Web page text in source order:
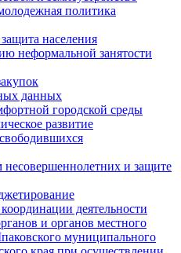
политика
населения
неформальной занятости
данных
городской среды
развитие
несовершеннолетних и защите
деятельности
и органов местного
муниципального